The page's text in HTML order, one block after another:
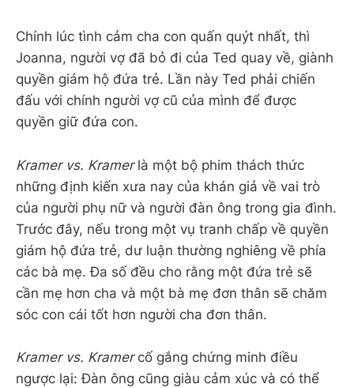
Chính lúc tình cảm cha con quấn quýt nhất, thì
Joanna, người vợ đã bỏ đi của Ted quay về, giành
quyền giám hộ đứa trẻ. Lần này Ted phải chiến
đấu với chính người vợ cũ của mình để được
quyền giữ đứa con.
Kramer vs. Kramerlà một bộ phim thách thức
những định kiến xưa nay của khán giả về vai trò
của người phụ nữ và người đàn ông trong gia đình.
Trước đây, nếu trong một vụ tranh chấp về quyền
giám hộ đứa trẻ, dư luận thường nghiêng về phía
các bà mẹ. Đa số đều cho rằng một đứa trẻ sẽ
cần mẹ hơn cha và một bà mẹ đơn thân sẽ chăm
sóc con cái tốt hơn người cha đơn thân.
Kramer vs. Kramercố gắng chứng minh điều
ngược lại: Đàn ông cũng giàu cảm xúc và có thể